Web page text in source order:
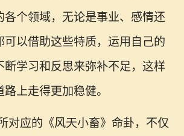
各个领域，无论是事业、感情还
可以借助这些特质，运用自己的
断学习和反思来弥补不足，这样
上走得更加稳健。
对应的《风天小畜》命卦，不仅